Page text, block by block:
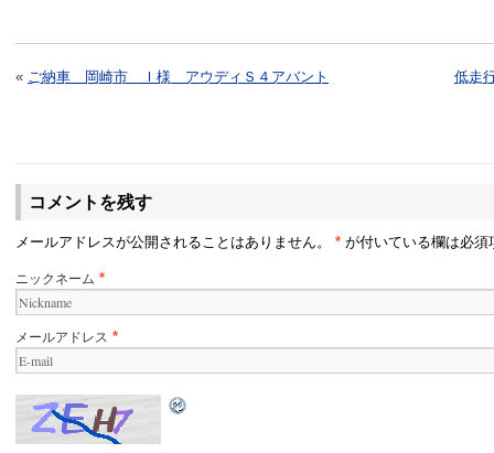
« ご納車 岡崎市 Ｉ様 アウディＳ４アバント 低走
コメントを残す
メールアドレスが公開されることはありません。 * が付いている欄は必須
ニックネーム *
メールアドレス *